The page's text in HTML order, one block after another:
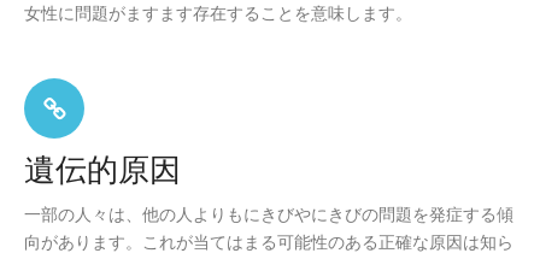
女性に問題がますます存在することを意味します。
遺伝的原因
一部の人々は、他の人よりもにきびやにきびの問題を発症する傾
向があります。これが当てはまる可能性のある正確な原因は知ら